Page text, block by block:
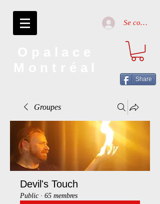
Se connecter
Share
Groupes
Devil's Touch
Public · 65 membres